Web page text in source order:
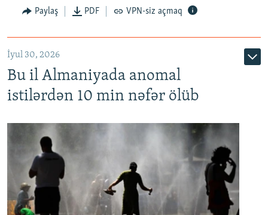
Paylaş PDF VPN-siz açmaq
İyul 30, 2026
Bu il Almaniyada anomal
istilərdən 10 min nəfər ölüb